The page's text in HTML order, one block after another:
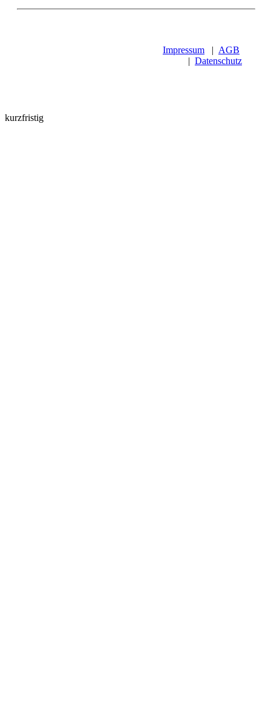
Impressum | AGB
| Datenschutz
kurzfristig